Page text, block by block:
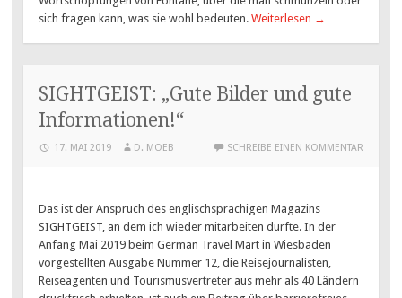
sich fragen kann, was sie wohl bedeuten.Weiterlesen →
SIGHTGEIST: „Gute Bilder und gute
Informationen!“
17. MAI 2019 D. MOEB SCHREIBE EINEN KOMMENTAR
Das ist der Anspruch des englischsprachigen Magazins
SIGHTGEIST, an dem ich wieder mitarbeiten durfte. In der
Anfang Mai 2019 beim German Travel Mart in Wiesbaden
vorgestellten Ausgabe Nummer 12, die Reisejournalisten,
Reiseagenten und Tourismusvertreter aus mehr als 40 Ländern